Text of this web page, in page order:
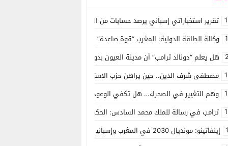
تقرير استخباراتي إسباني يرصد حسابات من الجزائر وأرقاما بـ”213+” ضمن حملة رقمية منظمة حرّضت على اقتحام سبتة
وكالة الطاقة الدولية: المغرب “قوة صاعدة” في سوق المعادن الاستراتيجية
هل يعلم “دونالد ترامب” أن مدينة العيون بدون ماء؟
مصطفى شرف الدين.. حين يراهن حزب الاستقلال على الكفاءة ويمنح الشباب
وهم التغيير في الصحراء… هل تكفي الوعود الفارغة لصناعة الواقع؟
ترامب في رسالة للملك محمد السادس: الحكم الذاتي هو الأساس الوحيد لحل
إينفاتينو: مونديال 2030 في المغرب وإسبانيا والبرتغال سيكون “الأجمل في التاريخ”